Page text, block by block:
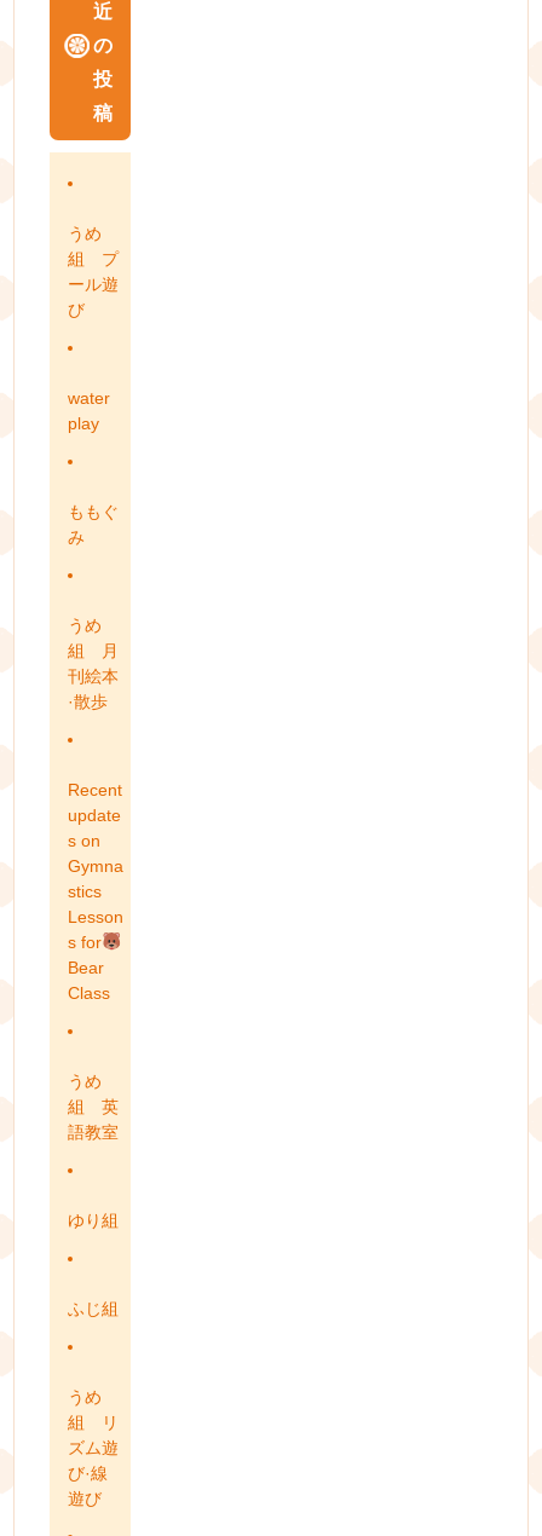
近
の
投
稿
うめ
組 プ
ール遊
び
water
play
ももぐ
み
うめ
組 月
刊絵本
·散歩
Recent
update
s on
Gymna
stics
Lesson
s for
Bear
Class
うめ
組 英
語教室
ゆり組
ふじ組
うめ
組 リ
ズム遊
び·線
遊び